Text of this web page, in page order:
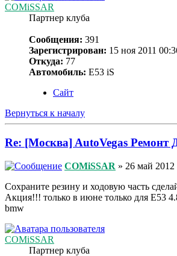
COMiSSAR
Партнер клуба
Сообщения: 391
Зарегистрирован: 15 ноя 2011
Откуда: 77
Автомобиль: Е53 iS
Сайт
Вернуться к началу
Re: [Москва] AutoVegas Ремонт
COMiSSAR » 26 май 2012
Сохраните резину и ходовую часть
Акция!!! только в июне только для
bmw
COMiSSAR
Партнер клуба